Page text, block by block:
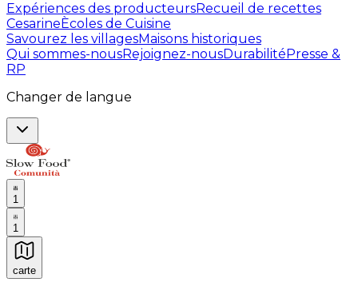
Expériences des producteursRecueil de recettes
CesarineÈcoles de Cuisine
Savourez les villagesMaisons historiques
Qui sommes-nousRejoignez-nousDurabilitéPresse &
RP
Changer de langue
1
1
carte